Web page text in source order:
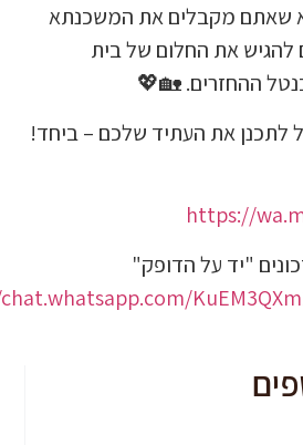
את המשכנתא
החלום של בית
🏡💖
את העתיד שלכם – ביחד!
על הדופק"
https://chat.whatsapp.com/